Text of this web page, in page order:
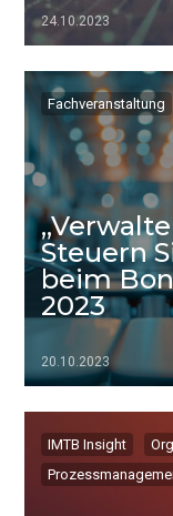
24.10.2023
▷▷▷
Fachveranstaltung
Steuern
beim
2023
20.10.2023
IMTB Insight